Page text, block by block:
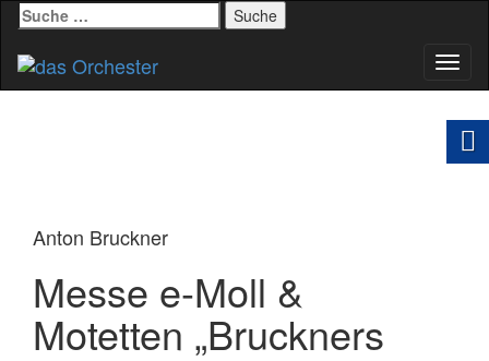
Suche
nach:
Anton Bruckner
Messe e-Moll &
Motetten „Bruckners